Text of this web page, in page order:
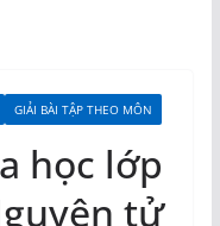
GIẢI BÀI TẬP THEO MÔN
học lớp
tử